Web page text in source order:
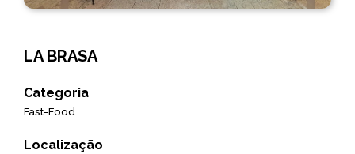
LA BRASA
Categoria
Fast-Food
Localização